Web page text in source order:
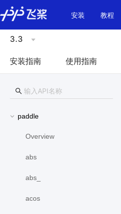
\u200E
安装
教程
3.3
安装指南 使用指南
paddle
Overview
abs
abs_
acos